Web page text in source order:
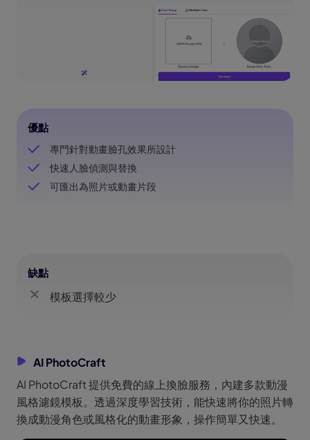
優點
專門針對動畫臉孔效果所設計
快速人臉偵測與替換
可匯出為照片或動畫片段
缺點
模板選擇較少
AI PhotoCraft
AI PhotoCraft 提供免費的線上換臉服務，內建多款動漫
風格濾鏡模板。透過深度學習技術，能快速將你的照片轉
換成動漫角色或風格化的動畫形象，操作簡單又快速。